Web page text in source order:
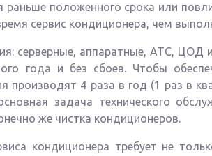
положенного срока или
сервис кондиционера, чем
серверные, аппаратные, АТС, ЦОД
года и без сбоев. Чтобы
производят 4 раза в год (1 раз в
задача технического
же чистка кондиционеров.
кондиционера требует не